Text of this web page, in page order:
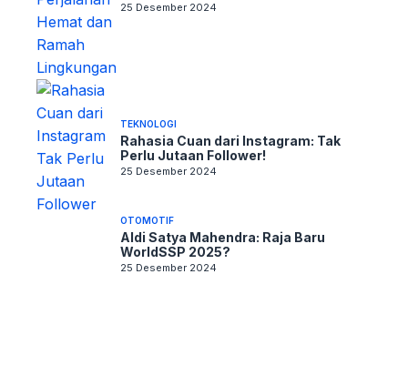
25 Desember 2024
TEKNOLOGI
Rahasia Cuan dari Instagram: Tak
Perlu Jutaan Follower!
25 Desember 2024
OTOMOTIF
Aldi Satya Mahendra: Raja Baru
WorldSSP 2025?
25 Desember 2024